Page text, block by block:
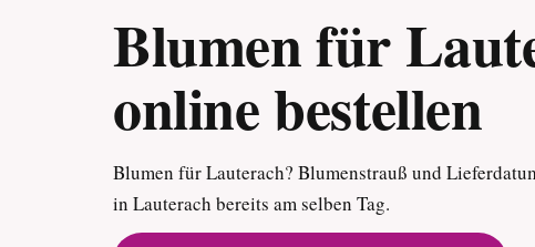
Blumen für
online bestellen
Blumen für Lauterach? Blumenstrauß und
in Lauterach bereits am selben Tag.